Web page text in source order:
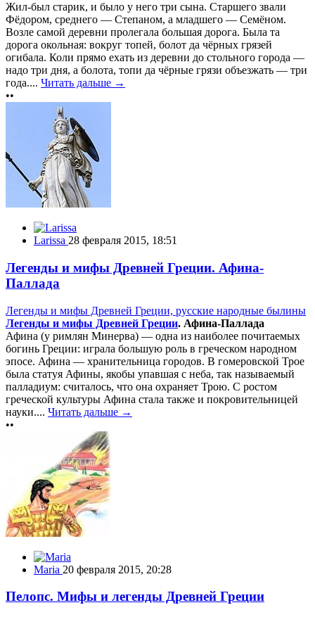
Жил-был старик, и было у него три сына. Старшего звали
Фёдором, среднего — Степаном, а младшего — Семёном.
Возле самой деревни пролегала большая дорога. Была та
дорога окольная: вокруг топей, болот да чёрных грязей
огибала. Коли прямо ехать из деревни до стольного города —
надо три дня, а болота, топи да чёрные грязи объезжать — три
года.... Читать дальше →
••
Larissa 28 февраля 2015, 18:51
Легенды и мифы Древней Греции. Афина-
Паллада
Легенды и мифы Древней Греции, русские народные былины
Легенды и мифы Древней Греции. Афина-Паллада
Афина (у римлян Минерва) — одна из наиболее почитаемых
богинь Греции: играла большую роль в греческом народном
эпосе. Афина — хранительница городов. В гомеровской Трое
была статуя Афины, якобы упавшая с неба, так называемый
палладиум: считалось, что она охраняет Трою. С ростом
греческой культуры Афина стала также и покровительницей
науки.... Читать дальше →
••
Maria 20 февраля 2015, 20:28
Пелопс. Мифы и легенды Древней Греции